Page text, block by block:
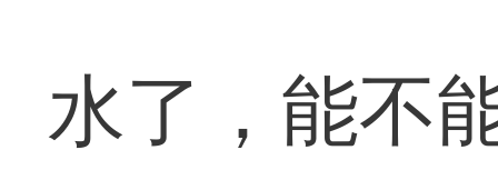
水了，能不